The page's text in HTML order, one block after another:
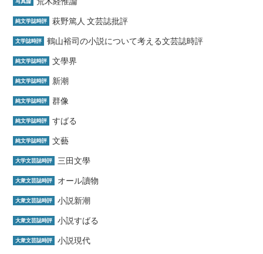
純文学誌時評 萩野篤人 文芸誌批評
文学誌時評 鶴山裕司の小説について考える文芸誌時評
純文学誌時評 文學界
純文学誌時評 新潮
純文学誌時評 群像
純文学誌時評 すばる
純文学誌時評 文藝
大学文芸誌時評 三田文學
大衆文芸誌時評 オール讀物
大衆文芸誌時評 小説新潮
大衆文芸誌時評 小説すばる
大衆文芸誌時評 小説現代